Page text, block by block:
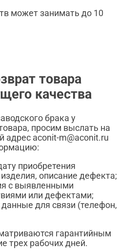
может занимать до 10
товара
качества
брака у
просим выслать на
адрес aconit-m@aconit.ru
приобретения
описание дефекта;
с выявленными
или дефектами;
для связи (телефон,
гарантийным
трех рабочих дней.